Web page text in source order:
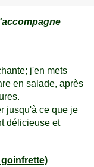
j'en mets
en salade, après
jusqu'à ce que je
délicieuse et